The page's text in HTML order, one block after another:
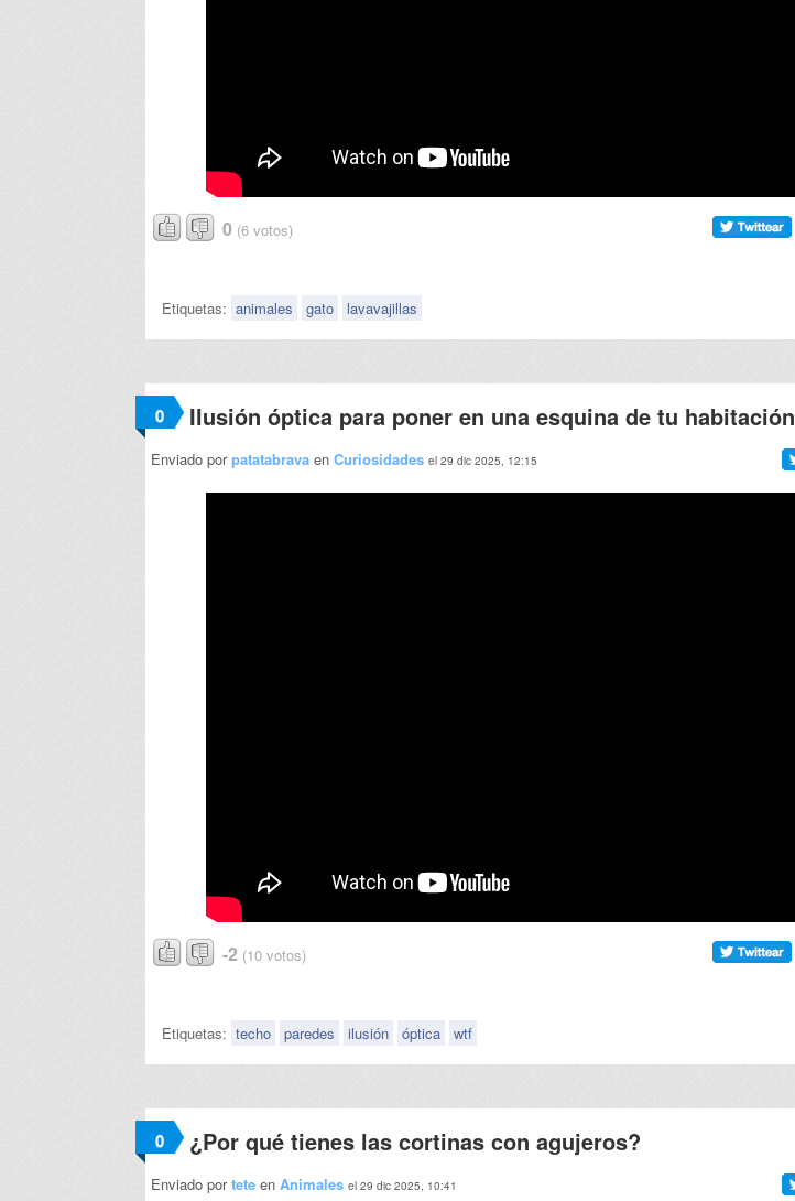
0 (6 votos)
Etiquetas: animales gato lavavajillas
0 Ilusión óptica para poner en una esquina de tu habitación
Enviado porpatatabrava en Curiosidades el 29 dic 2025, 12:15
-2 (10 votos)
Etiquetas: techo paredes ilusión óptica wtf
0 ¿Por qué tienes las cortinas con agujeros?
Enviado portete en Animales el 29 dic 2025, 10:41